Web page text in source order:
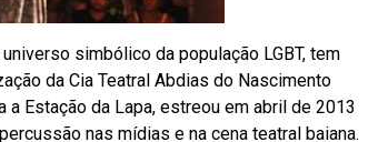
simbólico da população LGBT, tem
da Cia Teatral Abdias do Nascimento
Estação da Lapa, estreou em abril de 2013
nas mídias e na cena teatral baiana.